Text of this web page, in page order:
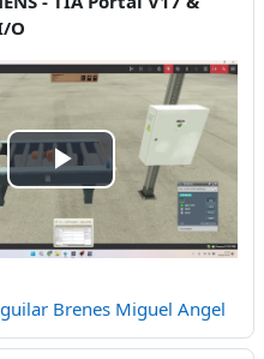
O
Відтворити
відео
Brenes Miguel Angel